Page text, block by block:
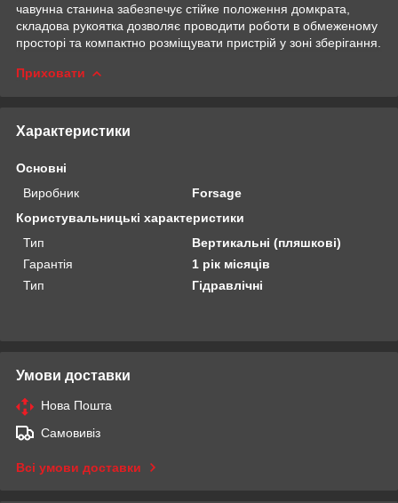
чавунна станина забезпечує стійке положення домкрата,
складова рукоятка дозволяє проводити роботи в обмеженому
просторі та компактно розміщувати пристрій у зоні зберігання.
Приховати
Характеристики
Основні
Виробник
Forsage
Користувальницькі характеристики
Тип
Вертикальні (пляшкові)
Гарантія
1 рік місяців
Тип
Гідравлічні
Умови доставки
Нова Пошта
Самовивіз
Всі умови доставки